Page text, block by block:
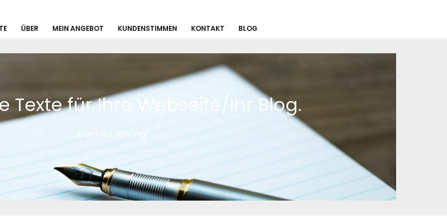
ÜBER MEIN ANGEBOT KUNDENSTIMMEN KONTAKT BLOG
Texte für Ihre Webseite/Ihr Blog.
„Content Writing“